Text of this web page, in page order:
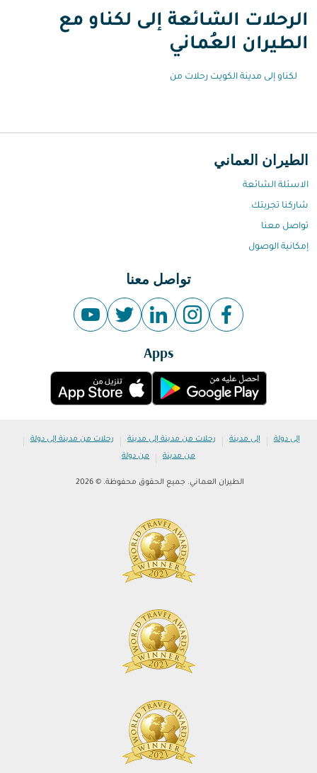
الرحلات الشائعة إلى لكناو مع
الطيران العُماني
لكناو إلى مدينة الكويت رحلات من
الطيران العماني
الاسئلة الشائعة
شاركنا تجربتك
تواصل معنا
إمكانية الوصول
تواصل معنا
Apps
إلى دولة | إلى مدينة | رحلات من مدينة إلى مدينة | رحلات من مدينة إلى دولة |
من مدينة | من دولة
الطيران العماني. جميع الحقوق محفوظة. © 2026